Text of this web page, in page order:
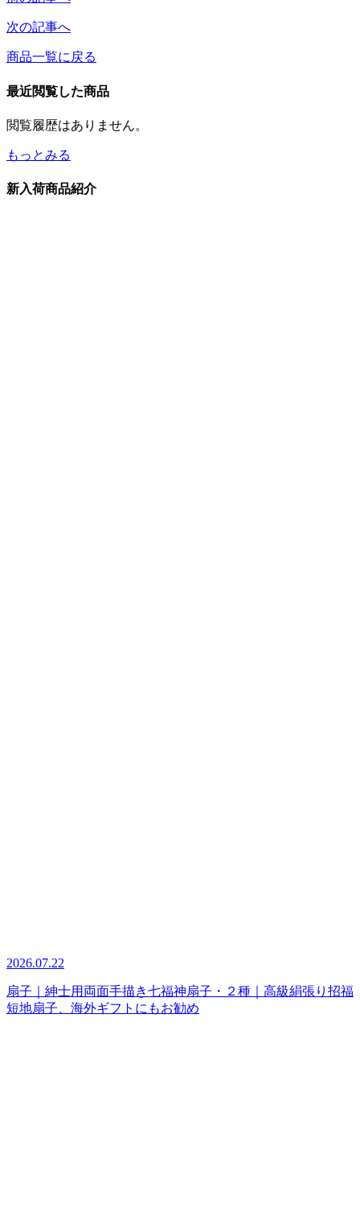
次の記事へ
商品一覧に戻る
最近閲覧した商品
閲覧履歴はありません。
もっとみる
新入荷商品紹介
2026.07.22
扇子｜紳士用両面手描き七福神扇子・２種｜高級絹張り招福
短地扇子、海外ギフトにもお勧め